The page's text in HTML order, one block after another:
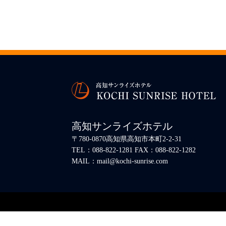
高知サンライズホテル
〒780-0870高知県高知市本町2-2-31
TEL：088-822-1281 FAX：088-822-1282
MAIL：mail@kochi-sunrise.com